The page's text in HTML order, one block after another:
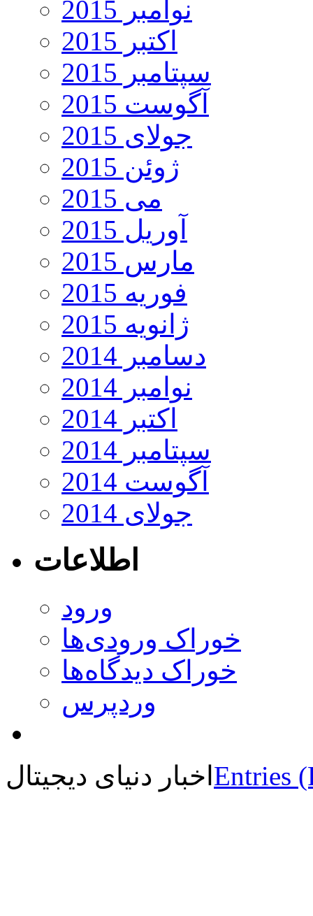
نوامبر 2015
اکتبر 2015
سپتامبر 2015
آگوست 2015
جولای 2015
ژوئن 2015
می 2015
آوریل 2015
مارس 2015
فوریه 2015
ژانویه 2015
دسامبر 2014
نوامبر 2014
اکتبر 2014
سپتامبر 2014
آگوست 2014
جولای 2014
اطلاعات
ورود
خوراک ورودی‌ها
خوراک دیدگاه‌ها
وردپرس
اخبار دنیای دیجیتال Entries